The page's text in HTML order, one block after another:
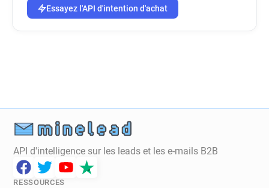
Essayez l'API d'intention d'achat
API d'intelligence sur les leads et les e-mails B2B
RESSOURCES